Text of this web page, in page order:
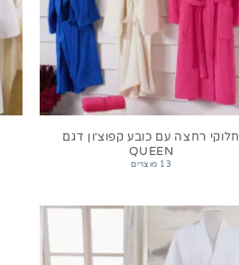
חלוקי רחצה עם כובע קפוצ׳ון דגם
QUEEN
13 מוצרים